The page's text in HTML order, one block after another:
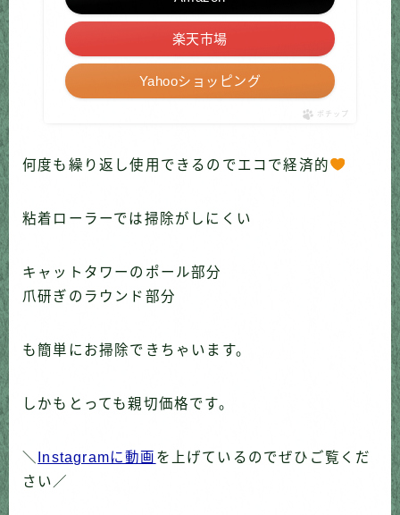
楽天市場
Yahooショッピング
ポチップ
何度も繰り返し使用できるのでエコで経済的
粘着ローラーでは掃除がしにくい
キャットタワーのポール部分
爪研ぎのラウンド部分
も簡単にお掃除できちゃいます。
しかもとっても親切価格です。
＼ Instagramに動画 を上げているのでぜひご覧くだ
さい／